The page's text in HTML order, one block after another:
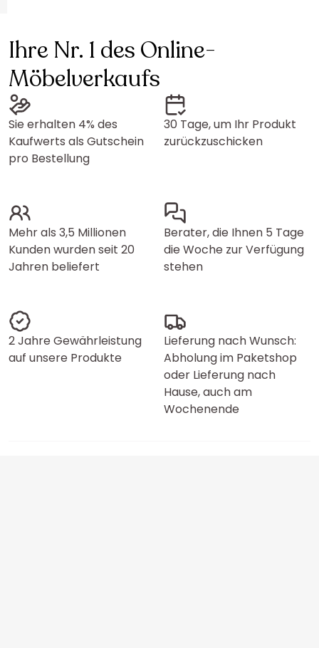
Ihre Nr. 1 des Online-
Möbelverkaufs
Sie erhalten 4% des
Kaufwerts als Gutschein
pro Bestellung
30 Tage, um Ihr Produkt
zurückzuschicken
Mehr als 3,5 Millionen
Kunden wurden seit 20
Jahren beliefert
Berater, die Ihnen 5 Tage
die Woche zur Verfügung
stehen
2 Jahre Gewährleistung
auf unsere Produkte
Lieferung nach Wunsch:
Abholung im Paketshop
oder Lieferung nach
Hause, auch am
Wochenende